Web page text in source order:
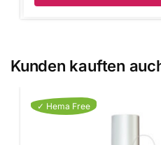
Kunden kauften
✓ Hema Free